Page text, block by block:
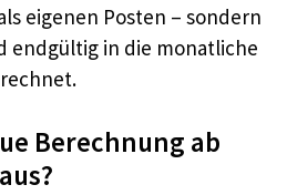
eigenen Posten – sondern
endgültig in die monatliche
Berechnung ab